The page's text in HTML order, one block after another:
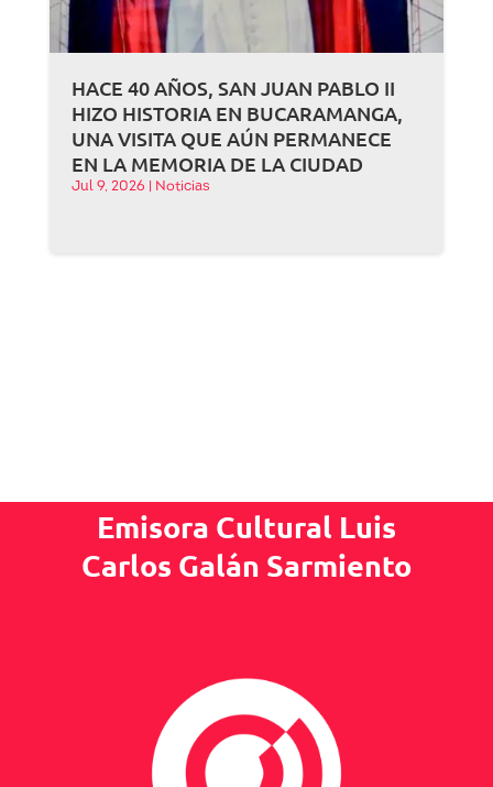
HACE 40 AÑOS, SAN JUAN PABLO II
HIZO HISTORIA EN BUCARAMANGA,
UNA VISITA QUE AÚN PERMANECE
EN LA MEMORIA DE LA CIUDAD
Jul 9, 2026 Noticias
Emisora Cultural Luis
Carlos Galán Sarmiento